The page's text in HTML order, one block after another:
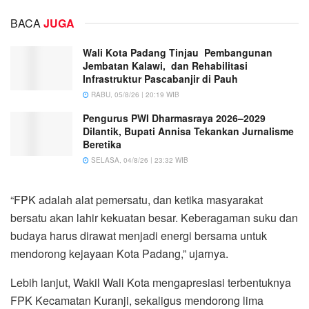
BACAJUGA
Wali Kota Padang Tinjau Pembangunan
Jembatan Kalawi, dan Rehabilitasi
Infrastruktur Pascabanjir di Pauh
RABU, 05/8/26 | 20:19 WIB
Pengurus PWI Dharmasraya 2026–2029
Dilantik, Bupati Annisa Tekankan Jurnalisme
Beretika
SELASA, 04/8/26 | 23:32 WIB
“FPK adalah alat pemersatu, dan ketika masyarakat
bersatu akan lahir kekuatan besar. Keberagaman suku dan
budaya harus dirawat menjadi energi bersama untuk
mendorong kejayaan Kota Padang,” ujarnya.
Lebih lanjut, Wakil Wali Kota mengapresiasi terbentuknya
FPK Kecamatan Kuranji, sekaligus mendorong lima